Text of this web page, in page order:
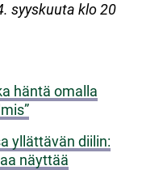
syyskuuta klo 20
häntä omalla
yllättävän diilin:
näyttää